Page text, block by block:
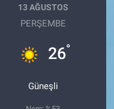
13 AĞUSTOS
PERŞEMBE
26°
Güneşli